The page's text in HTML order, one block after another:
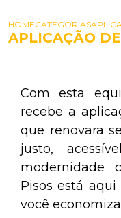
HOMECATEGORIAS
APLICAÇÃO
Com esta
recebe a
que renovara
justo,
modernidade
Pisos está
você